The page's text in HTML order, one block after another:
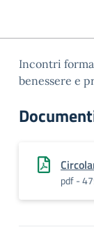
Incontri
benessere e
pdf -